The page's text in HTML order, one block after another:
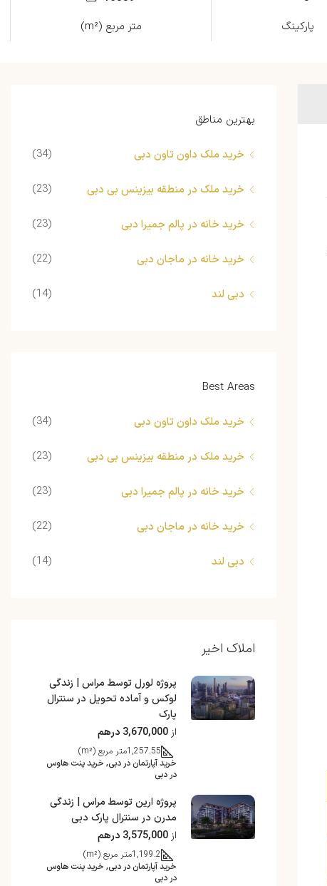
پارکینگ
متر مربع (m²)
بهترین مناطق
خرید ملک داون تاون دبی (34)
خرید ملک در منطقه بیزینس بی دبی (23)
خرید خانه در پالم جمیرا دبی (23)
خرید خانه در ماجان دبی (22)
دبی لند (14)
Best Areas
خرید ملک داون تاون دبی (34)
خرید ملک در منطقه بیزینس بی دبی (23)
خرید خانه در پالم جمیرا دبی (23)
خرید خانه در ماجان دبی (22)
دبی لند (14)
املاک اخیر
پروژه لورل توسط مراس | زندگی
لوکس و آماده تحویل در سنترال
پارک
از3,670,000 درهم
1,257.55متر مربع (m²)
خرید آپارتمان در دبی, خرید پنت هاوس
در دبی
پروژه ارین توسط مراس | زندگی
مدرن در سنترال پارک دبی
از3,575,000 درهم
1,199.2متر مربع (m²)
خرید آپارتمان در دبی, خرید پنت هاوس
در دبی